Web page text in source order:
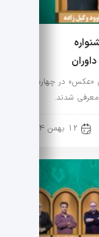
در چهارمین
معرفی شدند.
12 بهمن 1404